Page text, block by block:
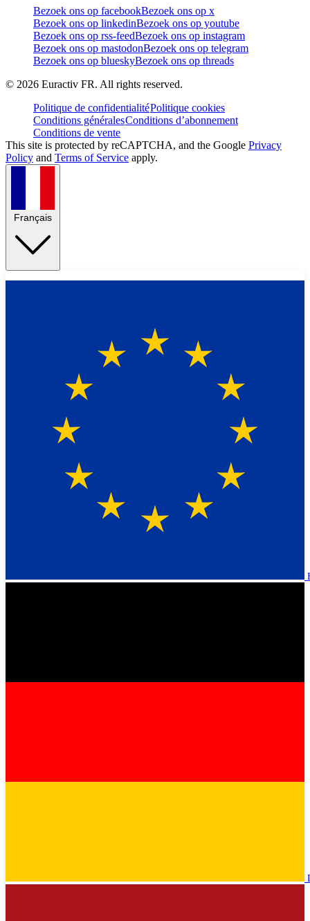
Bezoek ons op facebookBezoek ons op x
Bezoek ons op linkedinBezoek ons op youtube
Bezoek ons op rss-feedBezoek ons op instagram
Bezoek ons op mastodonBezoek ons op telegram
Bezoek ons op blueskyBezoek ons op threads
© 2026 Euractiv FR. All rights reserved.
Politique de confidentialitéPolitique cookies
Conditions généralesConditions d’abonnement
Conditions de vente
This site is protected by reCAPTCHA, and the Google Privacy
Policy and Terms of Service apply.
Français